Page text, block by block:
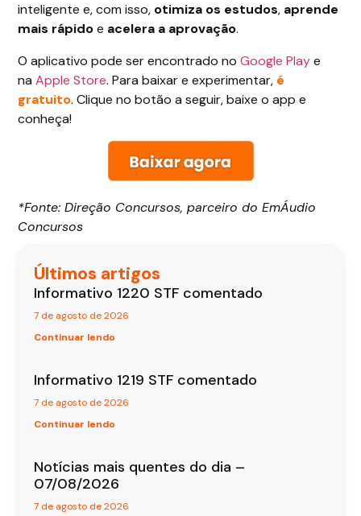
inteligente e, com isso, otimiza os estudos, aprende
mais rápidoe acelera a aprovação.
O aplicativo pode ser encontrado noGoogle Playe
naApple Store. Para baixar e experimentar, é
gratuito. Clique no botão a seguir, baixe o app e
conheça!
*Fonte: Direção Concursos, parceiro do EmÁudio
Concursos
Últimos artigos
Informativo 1220 STF comentado
7 de agosto de 2026
Continuar lendo
Informativo 1219 STF comentado
7 de agosto de 2026
Continuar lendo
Notícias mais quentes do dia –
07/08/2026
7 de agosto de 2026